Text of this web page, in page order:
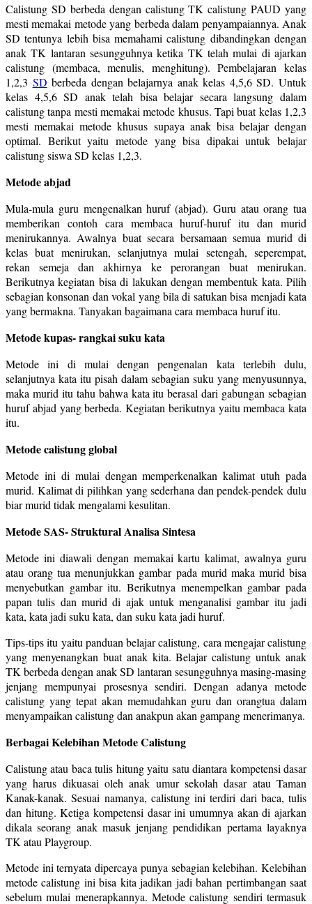
Calistung SD berbeda dengan calistung TK calistung PAUD yang
mesti memakai metode yang berbeda dalam penyampaiannya. Anak
SD tentunya lebih bisa memahami calistung dibandingkan dengan
anak TK lantaran sesungguhnya ketika TK telah mulai di ajarkan
calistung (membaca, menulis, menghitung). Pembelajaran kelas
1,2,3 SD berbeda dengan belajarnya anak kelas 4,5,6 SD. Untuk
kelas 4,5,6 SD anak telah bisa belajar secara langsung dalam
calistung tanpa mesti memakai metode khusus. Tapi buat kelas 1,2,3
mesti memakai metode khusus supaya anak bisa belajar dengan
optimal. Berikut yaitu metode yang bisa dipakai untuk belajar
calistung siswa SD kelas 1,2,3.
Metode abjad
Mula-mula guru mengenalkan huruf (abjad). Guru atau orang tua
memberikan contoh cara membaca huruf-huruf itu dan murid
menirukannya. Awalnya buat secara bersamaan semua murid di
kelas buat menirukan, selanjutnya mulai setengah, seperempat,
rekan semeja dan akhirnya ke perorangan buat menirukan.
Berikutnya kegiatan bisa di lakukan dengan membentuk kata. Pilih
sebagian konsonan dan vokal yang bila di satukan bisa menjadi kata
yang bermakna. Tanyakan bagaimana cara membaca huruf itu.
Metode kupas- rangkai suku kata
Metode ini di mulai dengan pengenalan kata terlebih dulu,
selanjutnya kata itu pisah dalam sebagian suku yang menyusunnya,
maka murid itu tahu bahwa kata itu berasal dari gabungan sebagian
huruf abjad yang berbeda. Kegiatan berikutnya yaitu membaca kata
itu.
Metode calistung global
Metode ini di mulai dengan memperkenalkan kalimat utuh pada
murid. Kalimat di pilihkan yang sederhana dan pendek-pendek dulu
biar murid tidak mengalami kesulitan.
Metode SAS- Struktural Analisa Sintesa
Metode ini diawali dengan memakai kartu kalimat, awalnya guru
atau orang tua menunjukkan gambar pada murid maka murid bisa
menyebutkan gambar itu. Berikutnya menempelkan gambar pada
papan tulis dan murid di ajak untuk menganalisi gambar itu jadi
kata, kata jadi suku kata, dan suku kata jadi huruf.
Tips-tips itu yaitu panduan belajar calistung, cara mengajar calistung
yang menyenangkan buat anak kita. Belajar calistung untuk anak
TK berbeda dengan anak SD lantaran sesungguhnya masing-masing
jenjang mempunyai prosesnya sendiri. Dengan adanya metode
calistung yang tepat akan memudahkan guru dan orangtua dalam
menyampaikan calistung dan anakpun akan gampang menerimanya.
Berbagai Kelebihan Metode Calistung
Calistung atau baca tulis hitung yaitu satu diantara kompetensi dasar
yang harus dikuasai oleh anak umur sekolah dasar atau Taman
Kanak-kanak. Sesuai namanya, calistung ini terdiri dari baca, tulis
dan hitung. Ketiga kompetensi dasar ini umumnya akan di ajarkan
dikala seorang anak masuk jenjang pendidikan pertama layaknya
TK atau Playgroup.
Metode ini ternyata dipercaya punya sebagian kelebihan. Kelebihan
metode calistung ini bisa kita jadikan jadi bahan pertimbangan saat
sebelum mulai menerapkannya. Metode calistung sendiri termasuk